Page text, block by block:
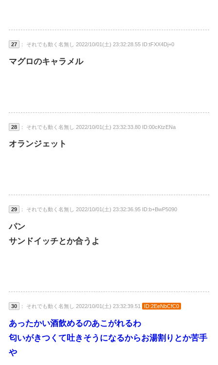
27 ： それでも動く名無し 2022/10/01(土) 23:32:28.55 ID:tFXX4Dj+0
マグロのキャラメル
28 ： それでも動く名無し 2022/10/01(土) 23:32:33.80 ID:00cKtzENa
オランジェット
29 ： それでも動く名無し 2022/10/01(土) 23:32:36.95 ID:b+BwP5090
パン
サンドイッチとか合うよ
30 ： それでも動く名無し 2022/10/01(土) 23:32:39.51 ID:2EeNbCfC0
あったかい酒飲めるのあこがれるわ
匂いがきつくて吐きそうになるからお湯割りとか苦手
や